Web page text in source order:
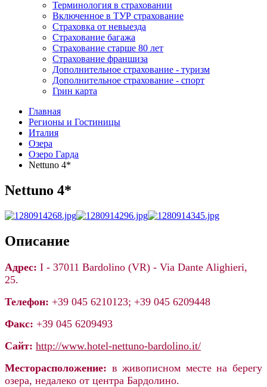
Терминология в страховании
Включенное в ТУР страхование
Страховка от невыезда
Страхование багажа
Страхование старше 80 лет
Страхование франшиза
Дополнительное страхование - туризм
Дополнительное страхование - спорт
Грин карта
Главная
Регионы и Гостиницы
Италия
Озера
Озеро Гарда
Nettuno 4*
Nettuno 4*
Описание
Адрес: I - 37011 Bardolino (VR) - Via Dante Alighieri,
25.
Телефон: +39 045 6210123; +39 045 6209448
Факс: +39 045 6209493
Сайт: http://www.hotel-nettuno-bardolino.it/
Месторасположение: в живописном месте на берегу
озера, недалеко от центра Бардолино.